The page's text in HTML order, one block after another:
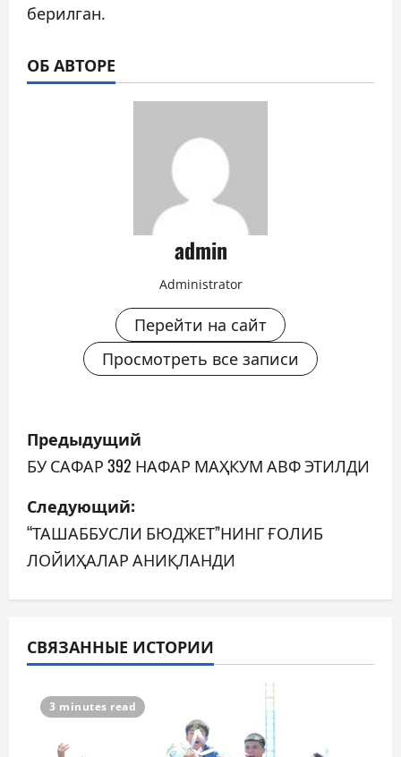
берилган.
ОБ АВТОРЕ
admin
Administrator
Перейти на сайт
Просмотреть все записи
Н
а
в
и
г
ц
и
Предыдущий
БУ САФАР 392 НАФАР МАҲКУМ АВФ ЭТИЛДИ
Следующий:
“ТАШАББУСЛИ БЮДЖЕТ”НИНГ ҒОЛИБ
ЛОЙИҲАЛАР АНИҚЛАНДИ
СВЯЗАННЫЕ ИСТОРИИ
3 minutes read